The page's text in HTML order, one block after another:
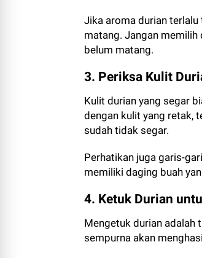
Jika aroma durian
matang. Jangan memilih
belum matang.
3. Periksa Kulit
Kulit durian yang segar
dengan kulit yang retak,
sudah tidak segar.
Perhatikan juga garis-
memiliki daging buah
4. Ketuk Durian
Mengetuk durian adalah
sempurna akan